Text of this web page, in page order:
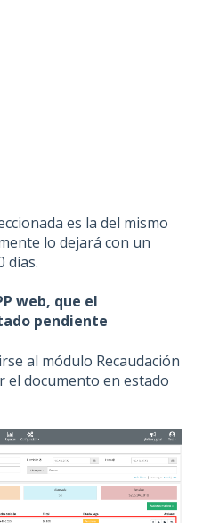
es la del mismo
lo dejará con un
días.
web, que el
pendiente
al módulo Recaudación
el documento en estado